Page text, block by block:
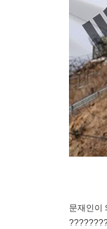
문재인이